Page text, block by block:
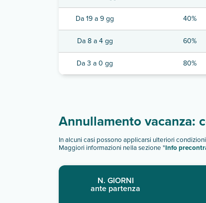
Da 19 a 9 gg 40%
Da 8 a 4 gg 60%
Da 3 a 0 gg 80%
Annullamento vacanza:
In alcuni casi possono applicarsi ulteriori
Maggiori informazioni nella sezione "Info
N. GIORNI
ante partenza